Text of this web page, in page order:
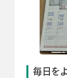
毎日を